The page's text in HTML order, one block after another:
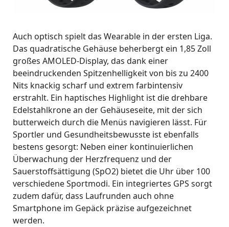
Auch optisch spielt das Wearable in der ersten Liga.
Das quadratische Gehäuse beherbergt ein 1,85 Zoll
großes AMOLED-Display, das dank einer
beeindruckenden Spitzenhelligkeit von bis zu 2400
Nits knackig scharf und extrem farbintensiv
erstrahlt. Ein haptisches Highlight ist die drehbare
Edelstahlkrone an der Gehäuseseite, mit der sich
butterweich durch die Menüs navigieren lässt. Für
Sportler und Gesundheitsbewusste ist ebenfalls
bestens gesorgt: Neben einer kontinuierlichen
Überwachung der Herzfrequenz und der
Sauerstoffsättigung (SpO2) bietet die Uhr über 100
verschiedene Sportmodi. Ein integriertes GPS sorgt
zudem dafür, dass Laufrunden auch ohne
Smartphone im Gepäck präzise aufgezeichnet
werden.